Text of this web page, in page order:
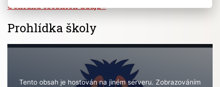
Ochrana osobních údajů
Prohlídka školy
Tento obsah je hostován na jiném serveru. Zobrazováním